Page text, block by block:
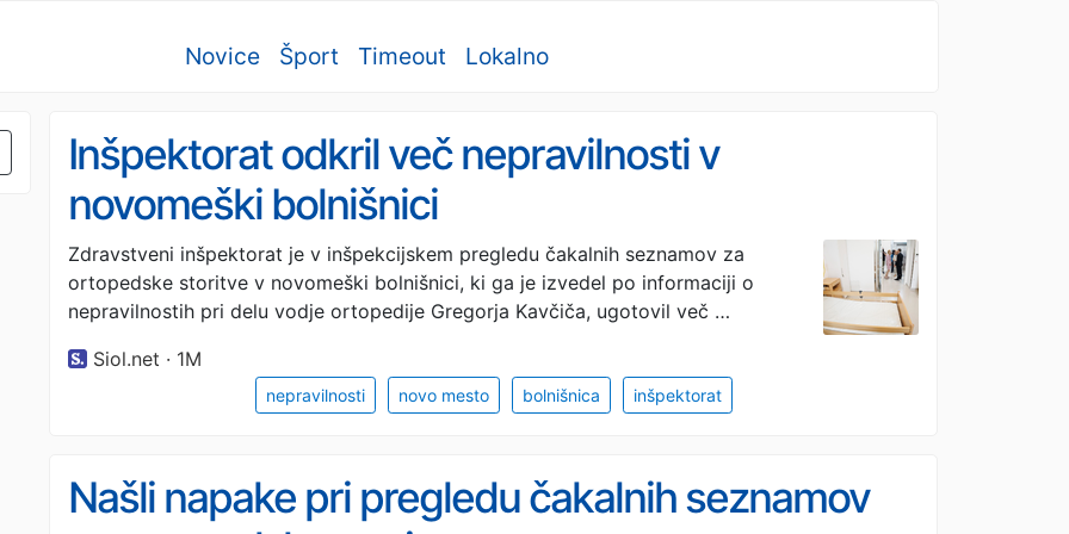
Novice Šport Timeout Lokalno
Inšpektorat odkril več nepravilnosti v
novomeški bolnišnici
Zdravstveni inšpektorat je v inšpekcijskem pregledu čakalnih seznamov za
ortopedske storitve v novomeški bolnišnici, ki ga je izvedel po informaciji o
nepravilnostih pri delu vodje ortopedije Gregorja Kavčiča, ugotovil več …
Siol.net · 1M
nepravilnosti novo mesto bolnišnica inšpektorat
Našli napake pri pregledu čakalnih seznamov